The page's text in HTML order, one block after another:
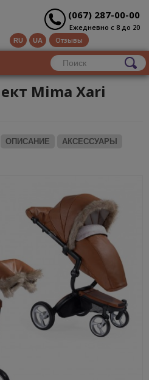
(067) 287-00-00
Ежедневно с 8 до 20
RU UA Отзывы
Mima Xari
ОПИСАНИЕ
АКСЕССУАРЫ